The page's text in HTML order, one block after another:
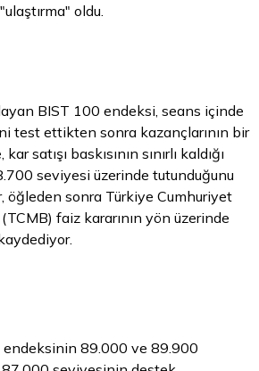
oldu.
BIST 100 endeksi, seans içinde
test ettikten sonra kazançlarının bir
satışı baskısının sınırlı kaldığı
seviyesi üzerinde tutunduğunu
öğleden sonra Türkiye Cumhuriyet
faiz kararının yön üzerinde
89.000 ve 89.900